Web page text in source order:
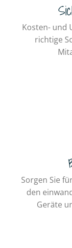
Kosten- und
richtige
Sorgen Sie
den
Geräte